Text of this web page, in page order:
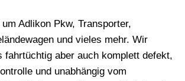
Adlikon Pkw, Transporter,
und vieles mehr. Wir
fahrtüchtig aber auch komplett defekt,
und unabhängig vom